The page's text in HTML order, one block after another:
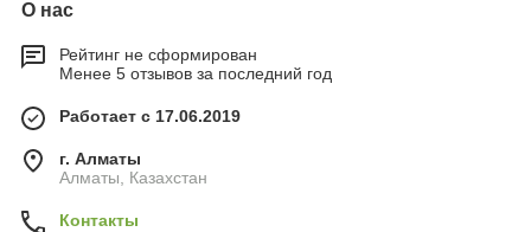
О нас
Рейтинг не сформирован
Менее 5 отзывов за последний год
Работает с 17.06.2019
г. Алматы
Алматы, Казахстан
Контакты